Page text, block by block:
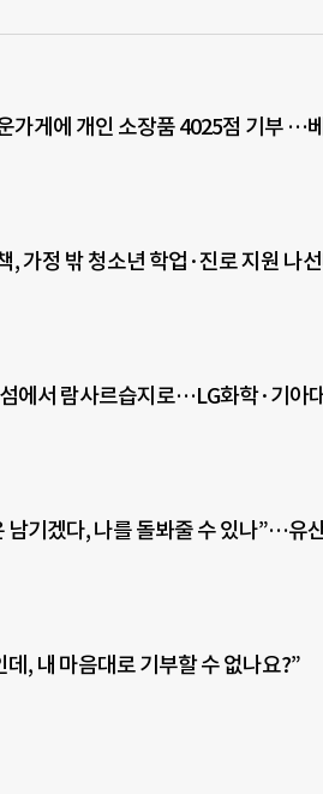
가게에 개인 소장품 4025점 기부 …
, 가정 밖 청소년 학업·진로 지원 나
에서 람사르습지로…LG화학·기아대
남기겠다, 나를 돌봐줄 수 있나”…유
데, 내 마음대로 기부할 수 없나요?”